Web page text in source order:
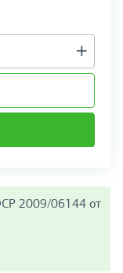
2009/06144 от